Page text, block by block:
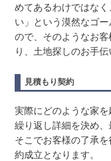
めてあるわけではな
い」という漠然なゴ
ので、そのようなお
り、土地探しのお手伝
見積もり契約
実際にどのような家
繰り返し詳細を決め、
そこでお客様の了承
約成立となります。